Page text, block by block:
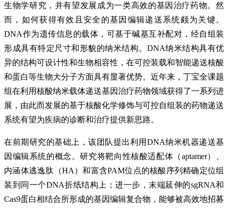
生物学研究，并有望发展成为一类高效的基因治疗药物。然
而，如何获得有效且安全的基因编辑递送系统颇为关键。
DNA作为遗传信息的载体，可基于碱基互补配对，经自组装
形成具有特定尺寸和形貌的纳米结构。DNA纳米结构具有优
异的结构可设计性和生物相容性，在可控装载和智能递送核酸
和蛋白等生物大分子方面具有显著优势。近年来，丁宝全课题
组在利用核酸纳米载体递送基因治疗药物领域获得了一系列进
展，由此而发展的基于核酸化学修饰与可控自组装的药物递送
系统有望为疾病的诊断和治疗提供新思路。
在前期研究的基础上，该团队提出利用DNA纳米机器递送基
因编辑系统的概念。研究将靶向性核酸适配体（aptamer）、
内涵体逃逸肽（HA）和富含PAM位点的核酸序列精确定位组
装到同一个DNA折纸结构上；进一步，末端延伸的sgRNA和
Cas9蛋白相结合所形成的基因编辑复合物，能够被高效地招募